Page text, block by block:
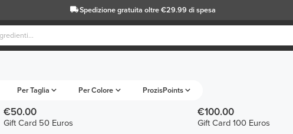
Spedizione gratuita oltre €29.99 di spesa
Per Taglia Per Colore ProzisPoints
€50.00
Gift Card 50 Euros
€100.00
Gift Card 100 Euros